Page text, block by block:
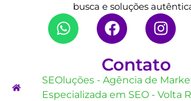
busca e soluções
Contato
SEOluções - Agência de
Especializada em SEO - Volta